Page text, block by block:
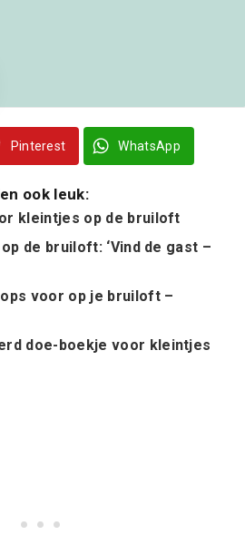
Pinterest WhatsApp
ook leuk:
kleintjes op de bruiloft
de bruiloft: ‘Vind de gast –
voor op je bruiloft –
doe-boekje voor kleintjes